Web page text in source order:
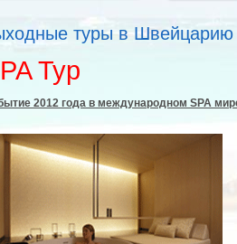
туры в Швейцарию
Тур
2012 года в международном SPA